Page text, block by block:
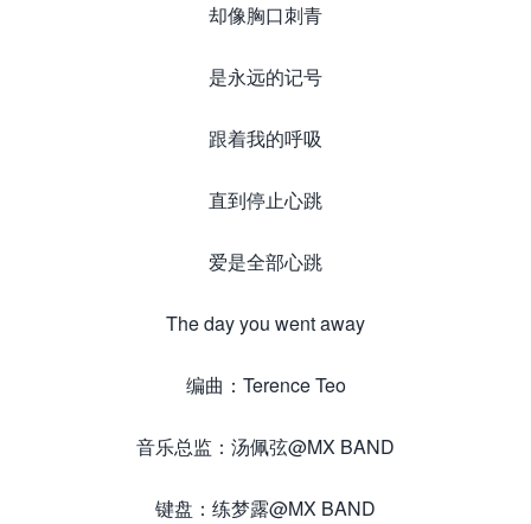
却像胸口刺青
是永远的记号
跟着我的呼吸
直到停止心跳
爱是全部心跳
The day you went away
编曲：Terence Teo
音乐总监：汤佩弦@MX BAND
键盘：练梦露@MX BAND